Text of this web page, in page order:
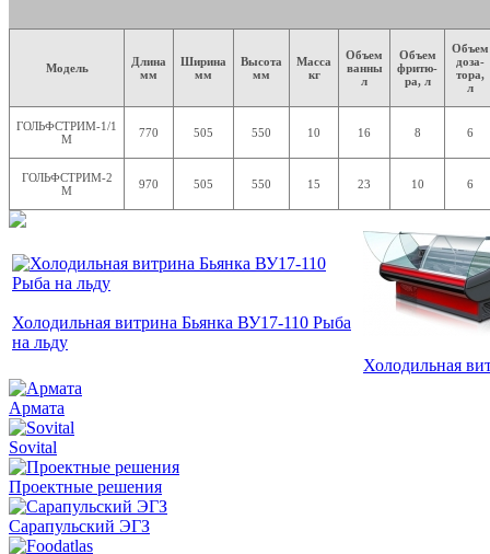
Модель
Длина
мм
Ширина
мм
Высота
мм
Масса
кг
Объем
ванны
л
Объем
фритю-
ра, л
Объем
доза-
тора,
л
ГОЛЬФСТРИМ-1/1
М
770 505 550 10 16 8 6
ГОЛЬФСТРИМ-2
М
970 505 550 15 23 10 6
Холодильная витрина Бьянка ВУ17-110 Рыба
на льду
Холодильная
Армата
Sovital
Проектные решения
Сарапульский ЭГЗ